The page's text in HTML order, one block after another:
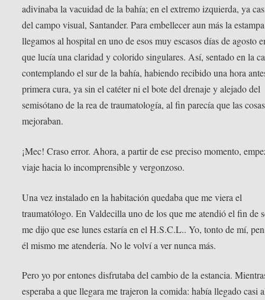
adivinaba la vacuidad de la bahía; en el extremo izquierda, ya
del campo visual, Santander. Para embellecer aun más la estampa
llegamos al hospital en uno de esos muy escasos días de agosto
que lucía una claridad y colorido singulares. Así, sentado en la
contemplando el sur de la bahía, habiendo recibido una hora
primera cura, ya sin el catéter ni el bote del drenaje y alejado del
semisótano de la rea de traumatología, al fin parecía que las cosas
mejoraban.
¡Mec! Craso error. Ahora, a partir de ese preciso momento,
viaje hacia lo incomprensible y vergonzoso.
Una vez instalado en la habitación quedaba que me viera el
traumatólogo. En Valdecilla uno de los que me atendió el fin de
me dijo que ese lunes estaría en el H.S.C.L.. Yo, tonto de mí,
él mismo me atendería. No le volví a ver nunca más.
Pero yo por entones disfrutaba del cambio de la estancia.
esperaba a que llegara me trajeron la comida: había llegado casi